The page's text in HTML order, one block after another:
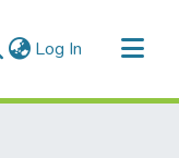
Log In (current)